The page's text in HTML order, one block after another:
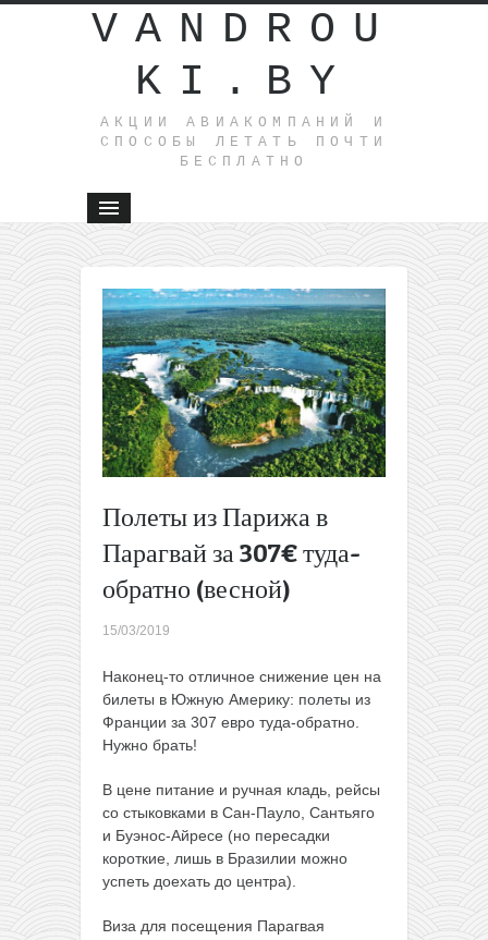
VANDROU
KI.BY
АКЦИИ АВИАКОМПАНИЙ И
СПОСОБЫ ЛЕТАТЬ ПОЧТИ
БЕСПЛАТНО
Полеты из Парижа в
Парагвай за 307€ туда-
обратно (весной)
15/03/2019
Наконец-то отличное снижение цен на
билеты в Южную Америку: полеты из
Франции за 307 евро туда-обратно.
Нужно брать!
В цене питание и ручная кладь, рейсы
со стыковками в Сан-Пауло, Сантьяго
и Буэнос-Айресе (но пересадки
короткие, лишь в Бразилии можно
успеть доехать до центра).
Виза для посещения Парагвая
Прямые
рейсы из
Варшавы
Лиссабон
всего за
сторону
Вильнюса